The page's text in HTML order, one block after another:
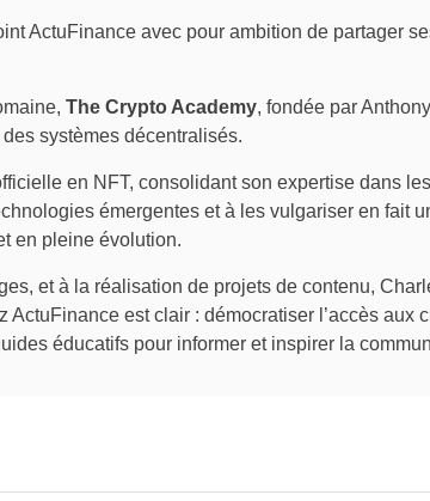
ActuFinance avec pour ambition de partager
The Crypto Academy, fondée par
systèmes décentralisés.
en NFT, consolidant son expertise dans
émergentes et à les vulgariser en fait
en pleine évolution.
et à la réalisation de projets de contenu,
est clair : démocratiser l’accès aux
éducatifs pour informer et inspirer la